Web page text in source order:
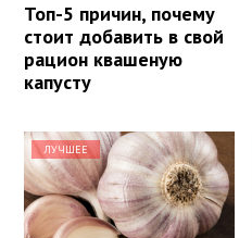
Топ-5 причин, почему
стоит добавить в свой
рацион квашеную
капусту
ЛУЧШЕЕ